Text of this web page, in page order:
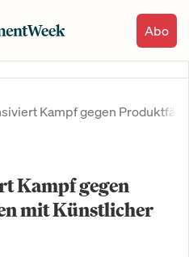
Abo
Kampf gegen
Kampf gegen
mit Künstlicher